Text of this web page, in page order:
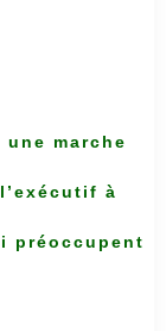
une marche
à
préoccupent